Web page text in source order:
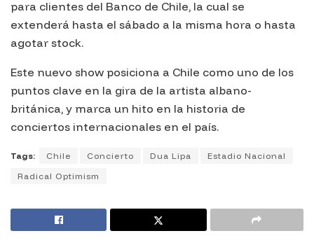
para clientes del Banco de Chile, la cual se
extenderá hasta el sábado a la misma hora o hasta
agotar stock.
Este nuevo show posiciona a Chile como uno de los
puntos clave en la gira de la artista albano-
británica, y marca un hito en la historia de
conciertos internacionales en el país.
Tags: Chile Concierto Dua Lipa
Estadio Nacional
Radical Optimism